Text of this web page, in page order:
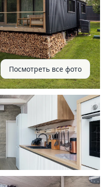
Посмотреть все фото